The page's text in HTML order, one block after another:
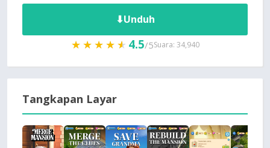
⬇Unduh
★★★★★
★★★★★ 4.5/5Suara: 34,940
Tangkapan Layar